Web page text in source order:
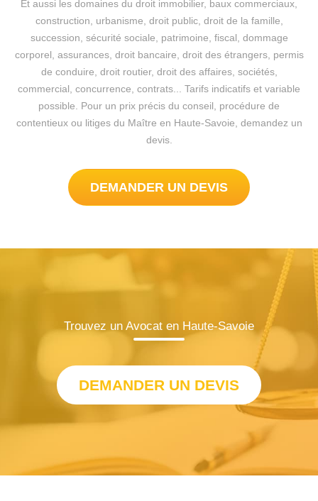
Et aussi les domaines du droit immobilier, baux commerciaux,
construction, urbanisme, droit public, droit de la famille,
succession, sécurité sociale, patrimoine, fiscal, dommage
corporel, assurances, droit bancaire, droit des étrangers, permis
de conduire, droit routier, droit des affaires, sociétés,
commercial, concurrence, contrats... Tarifs indicatifs et variable
possible. Pour un prix précis du conseil, procédure de
contentieux ou litiges du Maître en Haute-Savoie, demandez un
devis.
DEMANDER UN DEVIS
Trouvez un Avocat en Haute-Savoie
DEMANDER UN DEVIS